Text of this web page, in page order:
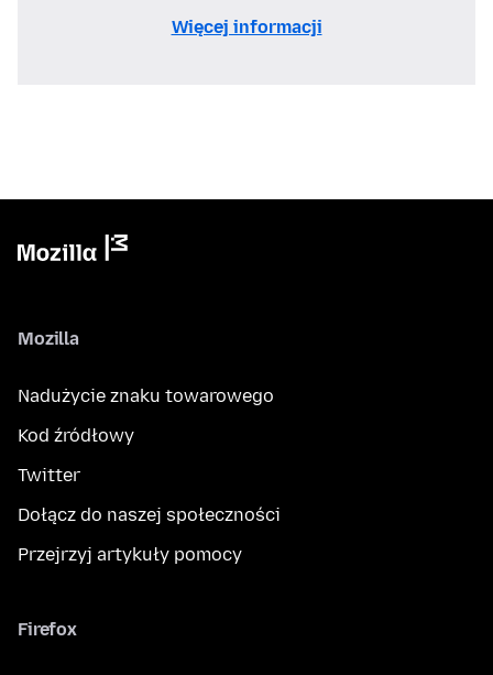
Więcej informacji
Mozilla
Nadużycie znaku towarowego
Kod źródłowy
Twitter
Dołącz do naszej społeczności
Przejrzyj artykuły pomocy
Firefox